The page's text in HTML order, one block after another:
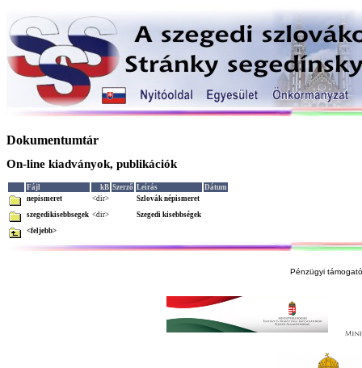
Dokumentumtár
On-line kiadványok, publikációk
Fájl kB Szerző Leírás
Dátum
nepismeret
<dir>
Szlovák népismeret
szegedikisebbsegek <dir>
Szegedi kisebbségek
<feljebb>
Pénzügyi